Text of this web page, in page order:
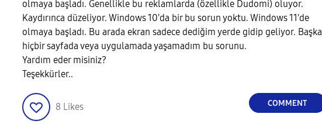
olmaya başladı. Genellikle bu reklamlarda (özellikle Dudomi) oluyor.
Kaydırınca düzeliyor. Windows 10'da bir bu sorun yoktu. Windows 11'de
olmaya başladı. Bu arada ekran sadece dediğim yerde gidip geliyor. Başka
hiçbir sayfada veya uygulamada yaşamadım bu sorunu.
Yardım eder misiniz?
Teşekkürler..
8 Likes COMMENT